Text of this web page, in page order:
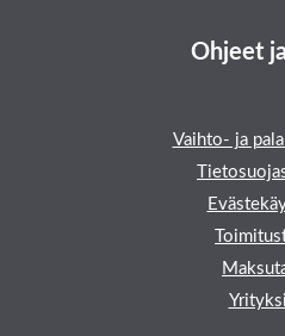
Ohjeet
Vaihto- ja